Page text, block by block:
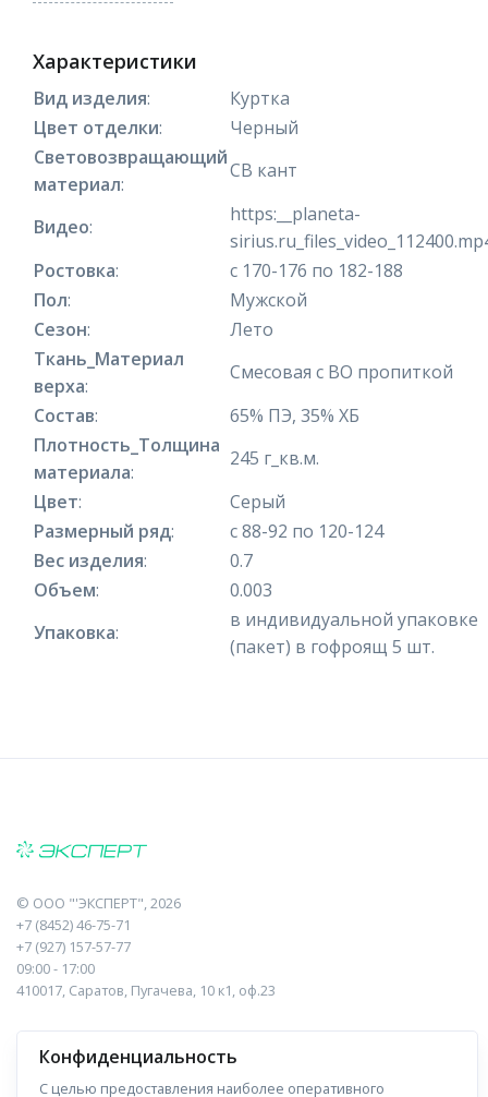
Характеристики
Вид изделия:
Куртка
Цвет отделки:
Черный
Световозвращающий
материал:
СВ кант
Видео:
https:__planeta-
Ростовка:
с 170-176 по 182-188
Пол:
Мужской
Сезон:
Лето
Ткань_Материал
верха:
Смесовая с ВО пропиткой
Состав:
65% ПЭ, 35% ХБ
Плотность_Толщина
материала:
245 г_кв.м.
Цвет:
Серый
Размерный ряд:
с 88-92 по 120-124
Вес изделия:
0.7
Объем:
0.003
Упаковка:
в индивидуальной упаковке
(пакет) в гофроящ 5 шт.
© ООО "'ЭКСПЕРТ", 2026
+7 (8452) 46-75-71
+7 (927) 157-57-77
09:00 - 17:00
410017, Саратов, Пугачева, 10 к1, оф.23
Навигация
Прайс-лист О компании
Конфиденциальность
С целью предоставления наиболее оперативного